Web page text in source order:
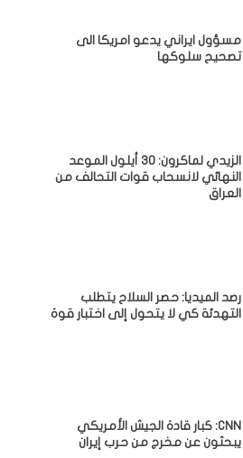
مسؤول ايراني يدعو امريكا الى
تصحيح سلوكها
الزيدي لماكرون: 30 أيلول الموعد
النهائي لانسحاب قوات التحالف من
العراق
رصد الميديا: حصر السلاح يتطلب
التهدئة كي لا يتحول إلى اختبار قوة
CNN: كبار قادة الجيش الأمريكي
يبحثون عن مخرج من حرب إيران